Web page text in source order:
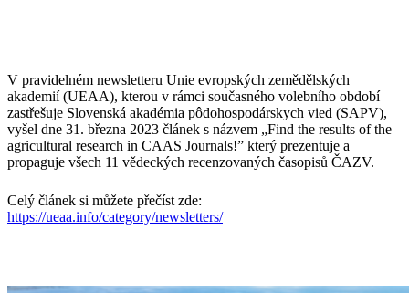
V pravidelném newsletteru Unie evropských zemědělských
akademií (UEAA), kterou v rámci současného volebního období
zastřešuje Slovenská akadémia pôdohospodárskych vied (SAPV),
vyšel dne 31. března 2023 článek s názvem „Find the results of the
agricultural research in CAAS Journals!” který prezentuje a
propaguje všech 11 vědeckých recenzovaných časopisů ČAZV.
Celý článek si můžete přečíst zde:
https://ueaa.info/category/newsletters/